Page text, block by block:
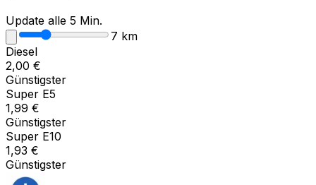
Update alle 5 Min.
7 km
Diesel
2,00 €
Günstigster
Super E5
1,99 €
Günstigster
Super E10
1,93 €
Günstigster